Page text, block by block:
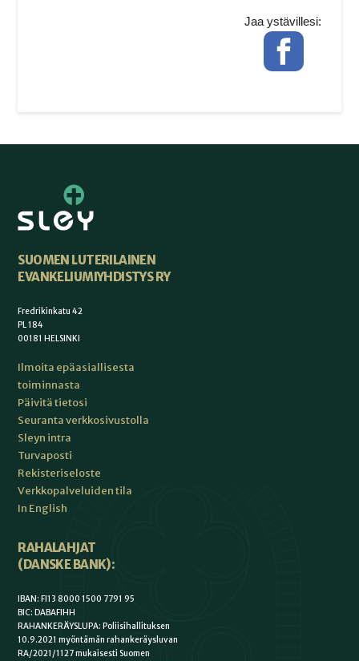
Jaa ystävillesi:
Facebook
SUOMEN LUTERILAINEN
EVANKELIUMIYHDISTYS RY
Fredrikinkatu 42
PL 184
00181 HELSINKI
Ilmoita epäasiallisesta
toiminnasta
Päivitä tietosi
Seuranta verkkosivustolla
Sleyn intra
Turvaposti
Rekisteriseloste
Verkkopalveluiden tila
In English
RAHALAHJAT
(DANSKE BANK):
IBAN: FI13 8000 1500 7791 95
BIC: DABAFIHH
RAHANKERÄYSLUPA: Poliisihallituksen
10.9.2021 myöntämän rahankeräysluvan
RA/2021/1127 mukaisesti Suomen